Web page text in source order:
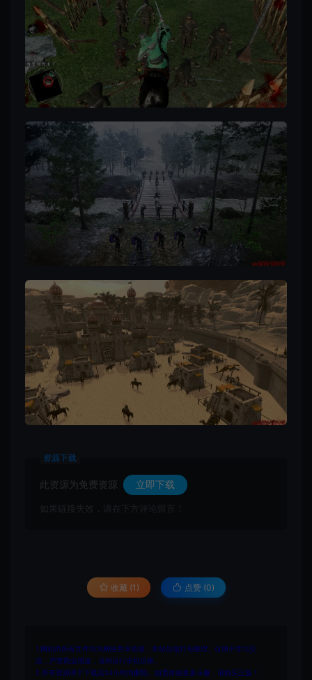
资源下载
此资源为免费资源 立即下载
如果链接失效，请在下方评论留言！
收藏 (1) 点赞 (0)
1.网站内所有文件均为网络共享资源，本站仅做打包整理。仅用于学习交
流，严禁商业用途，否则自行承担后果。
2.所有资源请于下载后24小时内删除。如需体验更多乐趣，请购买正版！